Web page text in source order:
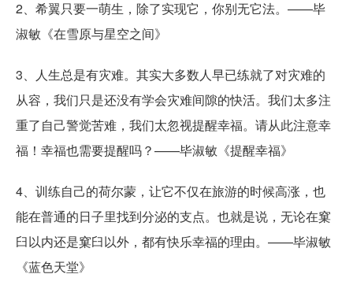
2、希翼只要一萌生，除了实现它，你别无它法。——毕
淑敏《在雪原与星空之间》
3、人生总是有灾难。其实大多数人早已练就了对灾难的
从容，我们只是还没有学会灾难间隙的快活。我们太多注
重了自己警觉苦难，我们太忽视提醒幸福。请从此注意幸
福！幸福也需要提醒吗？——毕淑敏《提醒幸福》
4、训练自己的荷尔蒙，让它不仅在旅游的时候高涨，也
能在普通的日子里找到分泌的支点。也就是说，无论在窠
臼以内还是窠臼以外，都有快乐幸福的理由。——毕淑敏
《蓝色天堂》